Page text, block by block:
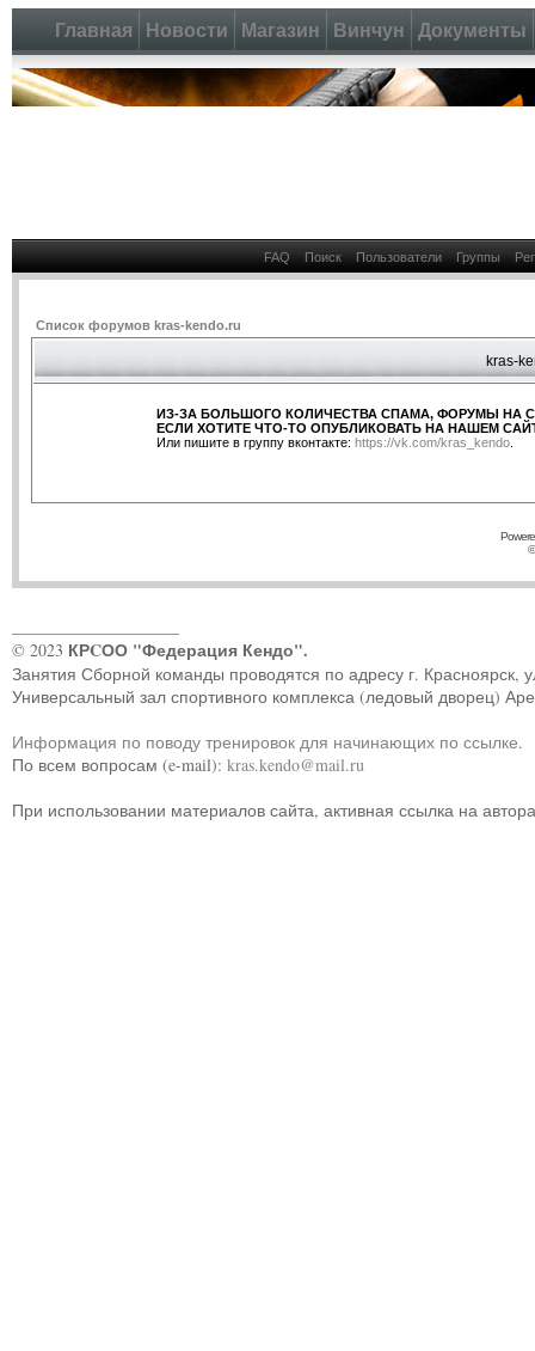
Главная Новости Магазин Винчун Документы
FAQ Поиск Пользователи Группы
Список форумов kras-kendo.ru
kras-
ИЗ-ЗА БОЛЬШОГО КОЛИЧЕСТВА СПАМА, ФОРУМЫ НА
ЕСЛИ ХОТИТЕ ЧТО-ТО ОПУБЛИКОВАТЬ НА НАШЕМ
Или пишите в группу вконтакте: https://vk.com/kras_kendo
© 2023 КРCОО "Федерация Кендо".
Занятия Сборной команды проводятся по адресу г. Красноярск,
Универсальный зал спортивного комплекса (ледовый дворец)
Информация по поводу тренировок для начинающих по ссылке.
По всем вопросам (e-mail): kras.kendo@mail.ru
При использовании материалов сайта, активная ссылка на